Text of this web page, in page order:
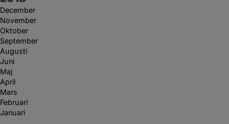
December
November
Oktober
September
Augusti
Juni
Maj
April
Mars
Februari
Januari